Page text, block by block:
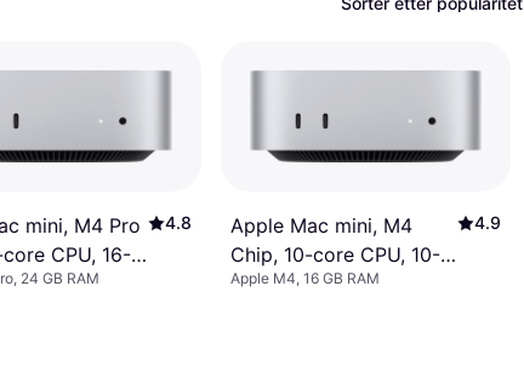
mini, M4 Pro
CPU, 16-
24GB Unified
4.8
24 GB RAM
Apple Mac mini, M4
Chip, 10-core CPU, 10-
core GPU, 16GB Unified
4.9
Apple M4, 16 GB RAM